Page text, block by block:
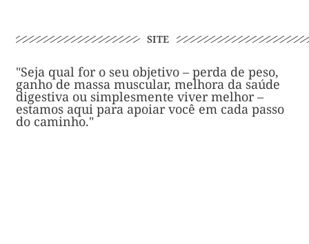
SITE
"Seja qual for o seu objetivo – perda de peso,
ganho de massa muscular, melhora da saúde
digestiva ou simplesmente viver melhor –
estamos aqui para apoiar você em cada passo
do caminho."